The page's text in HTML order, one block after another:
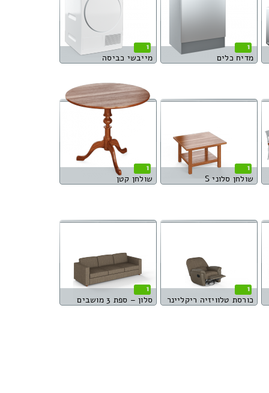
1
מדיח כלים
1
מייבשי כביסה
1
שולחן סלוני S
1
שולחן קטן
1
כורסת טלוויזיה ריקליינר
1
סלון – ספת 3 מושבים